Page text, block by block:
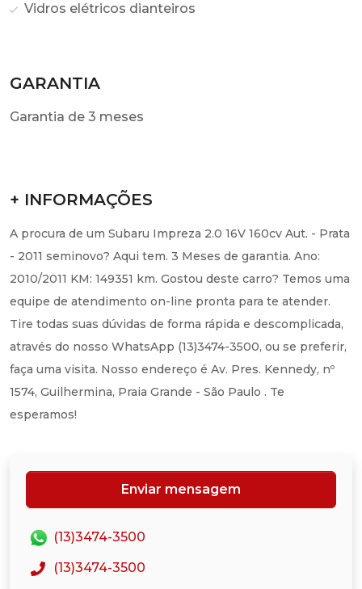
Vidros elétricos dianteiros
GARANTIA
Garantia de 3 meses
+ INFORMAÇÕES
A procura de um Subaru Impreza 2.0 16V 160cv Aut. - Prata
- 2011 seminovo? Aqui tem. 3 Meses de garantia. Ano:
2010/2011 KM: 149351 km. Gostou deste carro? Temos uma
equipe de atendimento on-line pronta para te atender.
Tire todas suas dúvidas de forma rápida e descomplicada,
através do nosso WhatsApp (13)3474-3500, ou se preferir,
faça uma visita. Nosso endereço é Av. Pres. Kennedy, nº
1574, Guilhermina, Praia Grande - São Paulo . Te
esperamos!
Enviar mensagem
(13)3474-3500
(13)3474-3500